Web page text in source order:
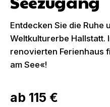
Entdecken Sie die Ruhe
Weltkulturerbe Hallstatt.
renovierten Ferienhaus
am See«!
ab 115 €